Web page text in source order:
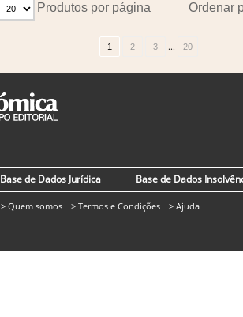
Ordenar
Produtos por página
1 2 3 ... 20
Base de Dados Jurídica Base de Dados
> Quem somos > Termos e Condições > Ajuda